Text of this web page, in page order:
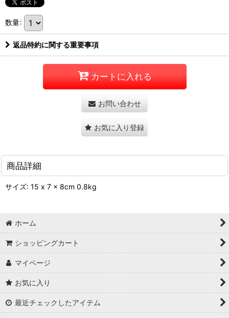
数量:
返品特約に関する重要事項
カートに入れる
お問い合わせ
お気に入り登録
商品詳細
サイズ: 15 x 7 x 8cm 0.8kg
ホーム
ショッピングカート
マイページ
お気に入り
最近チェックしたアイテム